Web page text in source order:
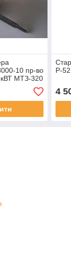
10 пр-во
МТЗ-320
Р-
4